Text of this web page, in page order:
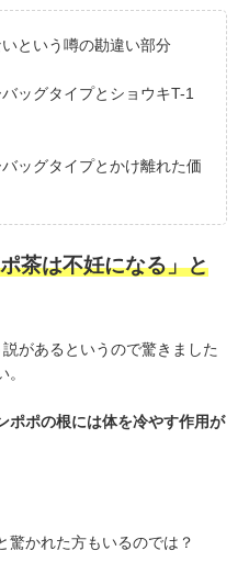
という噂の勘違い部分
ッグタイプとショウキT-1
ッグタイプとかけ離れた価
茶は不妊になる」と
があるというので驚きました
ポポの根には体を冷やす作用が
驚かれた方もいるのでは？